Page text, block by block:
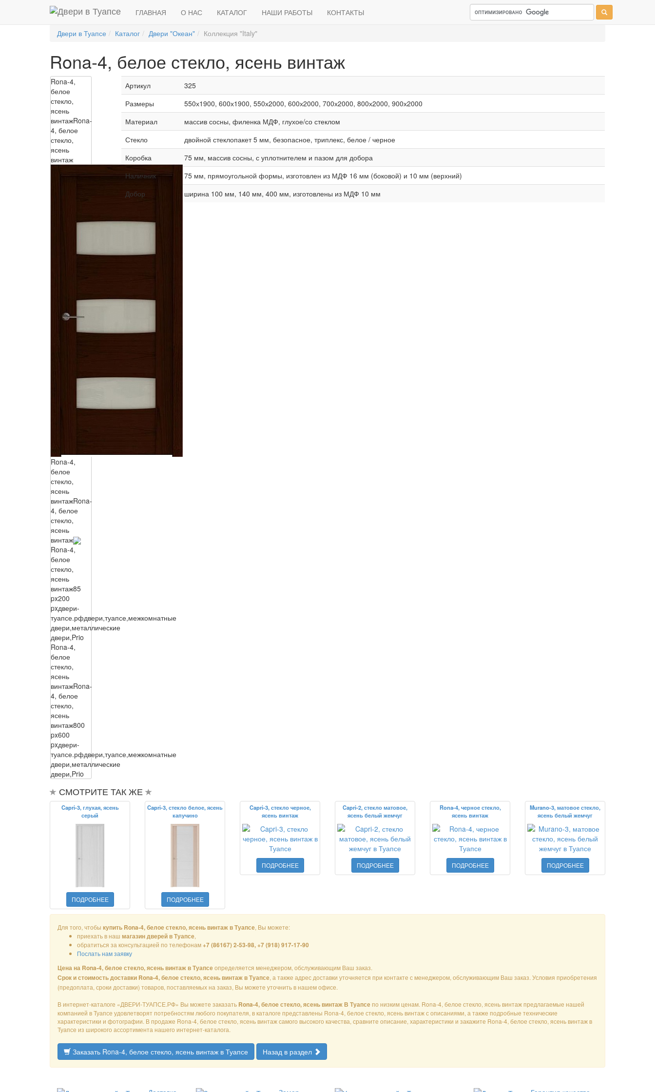
ГЛАВНАЯ О НАС КАТАЛОГ НАШИ РАБОТЫ КОНТАКТЫ
Двери в Туапсе Каталог Двери "Океан" Коллекция "Italy"
Rona-4, белое стекло, ясень винтаж
Rona-4,
белое
стекло,
ясень
винтажRona-
4, белое
стекло,
ясень
винтаж
Rona-4,
белое
стекло,
ясень
винтажRona-
4, белое
стекло,
ясень
винтаж
Rona-4,
белое
стекло,
ясень
винтаж85
px200
pxдвери-
туапсе.рфдвери,туапсе,межкомнатные
двери,металлические
двери,Prio
Rona-4,
белое
стекло,
ясень
винтажRona-
4, белое
стекло,
ясень
винтаж800
px600
pxдвери-
туапсе.рфдвери,туапсе,межкомнатные
двери,металлические
двери,Prio
Артикул
325
Размеры
550х1900, 600х1900, 550х2000, 600х2000, 700х2000, 800х2000, 900х2000
Материал
массив сосны, филенка МДФ, глухое/со стеклом
Стекло
двойной стеклопакет 5 мм, безопасное, триплекс, белое / черное
Коробка
75 мм, массив сосны, с уплотнителем и пазом для добора
Наличник
75 мм, прямоугольной формы, изготовлен из МДФ 16 мм (боковой) и 10 мм (верхний)
Добор
ширина 100 мм, 140 мм, 400 мм, изготовлены из МДФ 10 мм
СМОТРИТЕ ТАК ЖЕ
Capri-3, глухая, ясень
серый
ПОДРОБНЕЕ
Capri-3, стекло белое, ясень
капучино
ПОДРОБНЕЕ
Capri-3, стекло черное,
ясень винтаж
ПОДРОБНЕЕ
Capri-2, стекло матовое,
ясень белый жемчуг
ПОДРОБНЕЕ
Rona-4, черное стекло,
ясень винтаж
ПОДРОБНЕЕ
Murano-3, матовое стекло,
ясень белый жемчуг
ПОДРОБНЕЕ
Для того, чтобы купить Rona-4, белое стекло, ясень винтаж в Туапсе, Вы можете:
приехать в наш магазин дверей в Туапсе,
обратиться за консультацией по телефонам+7 (86167) 2-53-98, +7 (918) 917-17-90
Послать нам заявку
Цена на Rona-4, белое стекло, ясень винтаж в Туапсеопределяется менеджером, обслуживающим Ваш заказ.
Срок и стоимость доставки Rona-4, белое стекло, ясень винтаж в Туапсе, а также адрес доставки уточняется при контакте с менеджером, обслуживающим Ваш заказ. Условия приобретения
(предоплата, сроки доставки) товаров, поставляемых на заказ, Вы можете уточнить в нашем офисе.
В интернет-каталоге «ДВЕРИ-ТУАПСЕ.РФ» Вы можете заказать Rona-4, белое стекло, ясень винтаж В Туапсепо низким ценам. Rona-4, белое стекло, ясень винтаж предлагаемые нашей
компанией в Туапсе удовлетворят потребностям любого покупателя, в каталоге представлены Rona-4, белое стекло, ясень винтаж с описаниями, а также подробные технические
характеристики и фотографии. В продаже Rona-4, белое стекло, ясень винтаж самого высокого качества, сравните описание, характеристики и закажите Rona-4, белое стекло, ясень винтаж в
Туапсе из широкого ассортимента нашего интернет-каталога.
Заказать Rona-4, белое стекло, ясень винтаж в Туапсе Назад в раздел